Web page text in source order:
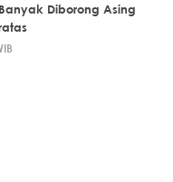
Diborong Asing